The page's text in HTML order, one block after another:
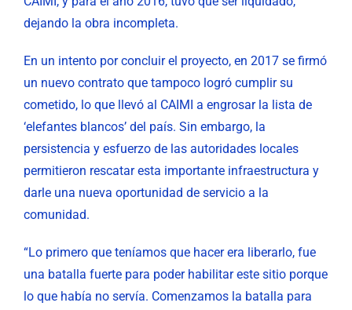
dejando la obra incompleta.
En un intento por concluir el proyecto, en 2017 se firmó
un nuevo contrato que tampoco logró cumplir su
cometido, lo que llevó al CAIMI a engrosar la lista de
‘elefantes blancos’ del país. Sin embargo, la
persistencia y esfuerzo de las autoridades locales
permitieron rescatar esta importante infraestructura y
darle una nueva oportunidad de servicio a la
comunidad.
“Lo primero que teníamos que hacer era liberarlo, fue
una batalla fuerte para poder habilitar este sitio porque
lo que había no servía. Comenzamos la batalla para